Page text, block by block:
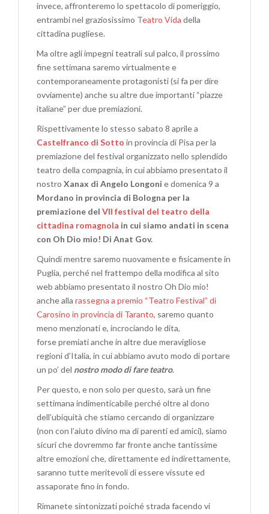
invece, affronteremo lo spettacolo di pomeriggio,
entrambi nel graziosissimo Teatro Vida della
cittadina pugliese.
Ma oltre agli impegni teatrali sul palco, il prossimo
fine settimana saremo virtualmente e
contemporaneamente protagonisti (si fa per dire
ovviamente) anche su altre due importanti “piazze
italiane” per due premiazioni.
Rispettivamente lo stesso sabato 8 aprile a
Castelfranco di Sotto in provincia di Pisa per la
premiazione del festival organizzato nello splendido
teatro della compagnia, in cui abbiamo presentato il
nostro Xanax di Angelo Longoni e domenica 9 a
Mordano in provincia di Bologna per la
premiazione del VII festival del teatro della
cittadina romagnola in cui siamo andati in scena
con Oh Dio mio! Di Anat Gov.
Quindi mentre saremo nuovamente e fisicamente in
Puglia, perché nel frattempo della modifica al sito
web abbiamo presentato il nostro Oh Dio mio!
anche alla rassegna a premio “Teatro Festival” di
Carosino in provincia di Taranto, saremo quanto
meno menzionati e, incrociando le dita,
forse premiati anche in altre due meravigliose
regioni d’Italia, in cui abbiamo avuto modo di portare
un po’ del nostro modo di fare teatro.
Per questo, e non solo per questo, sarà un fine
settimana indimenticabile perché oltre al dono
dell’ubiquità che stiamo cercando di organizzare
(non con l’aiuto divino ma di parenti ed amici), siamo
sicuri che dovremmo far fronte anche tantissime
altre emozioni che, direttamente ed indirettamente,
saranno tutte meritevoli di essere vissute ed
assaporate fino in fondo.
Rimanete sintonizzati poiché strada facendo vi